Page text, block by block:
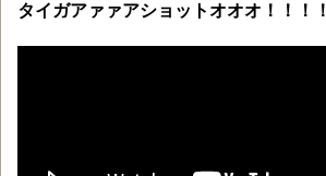
タイガアァァアショットオオオ！！！！